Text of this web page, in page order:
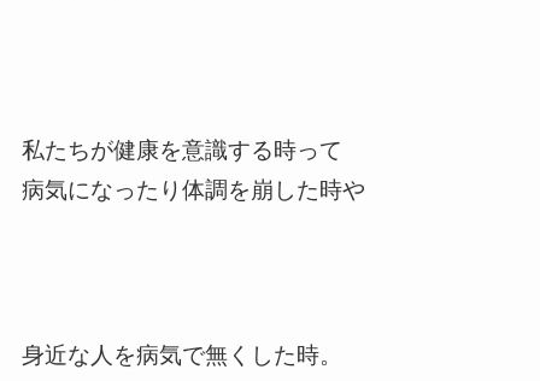
私たちが健康を意識する時って
病気になったり体調を崩した時や
身近な人を病気で無くした時。